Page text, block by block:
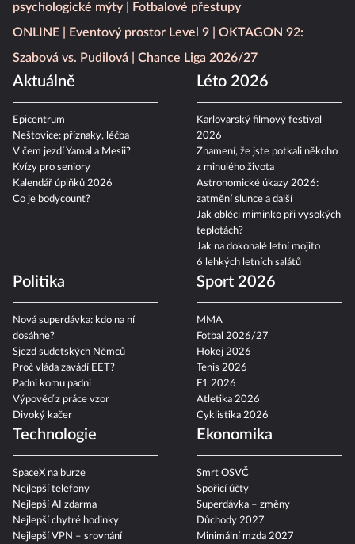
psychologické mýty
Fotbalové přestupy
ONLINE
Eventový prostor Level 9
OKTAGON 92:
Szabová vs. Pudilová
Chance Liga 2026/27
Aktuálně
Epicentrum
Neštovice: příznaky, léčba
V čem jezdí Yamal a Mesii?
Kvízy pro seniory
Kalendář úplňků 2026
Co je bodycount?
Léto 2026
Karlovarský filmový festival
2026
Znamení, že jste potkali někoho
z minulého života
Astronomické úkazy 2026:
zatmění slunce a další
Jak obléci miminko při vysokých
teplotách?
Jak na dokonalé letní mojito
6 lehkých letních salátů
Politika
Nová superdávka: kdo na ní
dosáhne?
Sjezd sudetských Němců
Proč vláda zavádí EET?
Padni komu padni
Výpověď z práce vzor
Divoký kačer
Sport 2026
MMA
Fotbal 2026/27
Hokej 2026
Tenis 2026
F1 2026
Atletika 2026
Cyklistika 2026
Technologie
SpaceX na burze
Nejlepší telefony
Nejlepší AI zdarma
Nejlepší chytré hodinky
Nejlepší VPN – srovnání
Ekonomika
Smrt OSVČ
Spořicí účty
Superdávka – změny
Důchody 2027
Minimální mzda 2027